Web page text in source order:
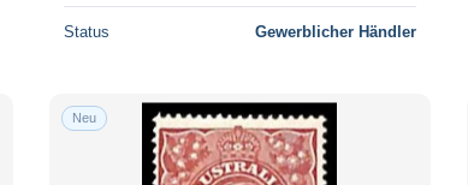
Status Gewerblicher Händler
Neu